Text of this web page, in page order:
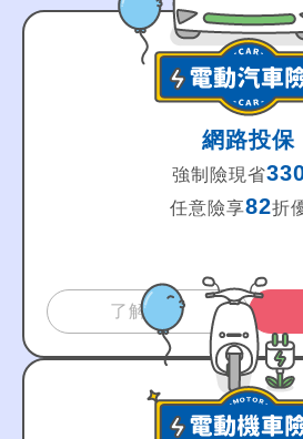
網路投保
強制險現省
任意險享82折
了解更多